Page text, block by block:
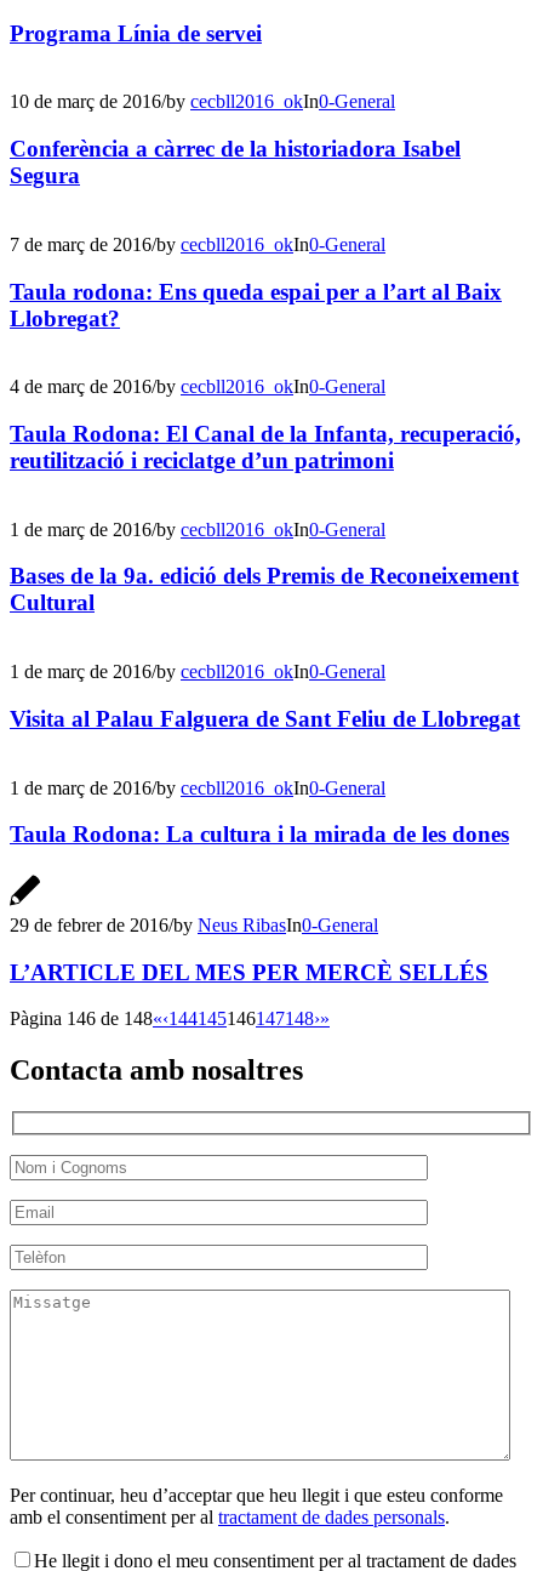
Programa Línia de servei
10 de març de 2016/by cecbll2016_okIn0-General
Conferència a càrrec de la historiadora Isabel
Segura
7 de març de 2016/by cecbll2016_okIn0-General
Taula rodona: Ens queda espai per a l’art al Baix
Llobregat?
4 de març de 2016/by cecbll2016_okIn0-General
Taula Rodona: El Canal de la Infanta, recuperació,
reutilització i reciclatge d’un patrimoni
1 de març de 2016/by cecbll2016_okIn0-General
Bases de la 9a. edició dels Premis de Reconeixement
Cultural
1 de març de 2016/by cecbll2016_okIn0-General
Visita al Palau Falguera de Sant Feliu de Llobregat
1 de març de 2016/by cecbll2016_okIn0-General
Taula Rodona: La cultura i la mirada de les dones
29 de febrer de 2016/by Neus RibasIn0-General
L’ARTICLE DEL MES PER MERCÈ SELLÉS
Pàgina 146 de 148«‹144145146147148›»
Contacta amb nosaltres
Per continuar, heu d’acceptar que heu llegit i que esteu conforme
amb el consentiment per al tractament de dades personals.
He llegit i dono el meu consentiment per al tractament de dades